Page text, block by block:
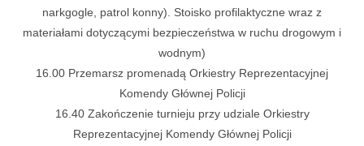
narkgogle, patrol konny). Stoisko profilaktyczne wraz z
materiałami dotyczącymi bezpieczeństwa w ruchu drogowym i
wodnym)
16.00 Przemarsz promenadą Orkiestry Reprezentacyjnej
Komendy Głównej Policji
16.40 Zakończenie turnieju przy udziale Orkiestry
Reprezentacyjnej Komendy Głównej Policji